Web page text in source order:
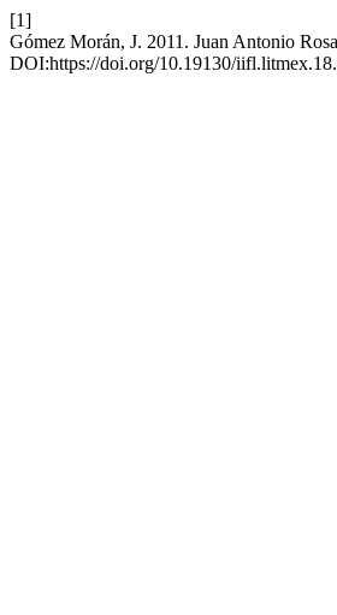
[1]
Gómez Morán, J. 2011. Juan Antonio
DOI:https://doi.org/10.19130/